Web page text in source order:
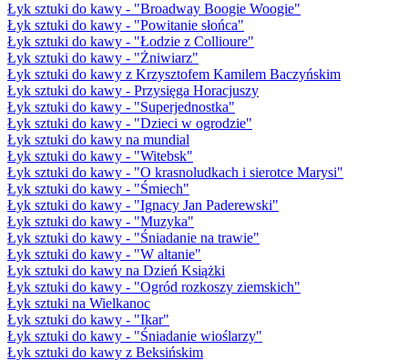
Łyk sztuki do kawy - "Broadway Boogie Woogie"
Łyk sztuki do kawy - "Powitanie słońca"
Łyk sztuki do kawy - "Łodzie z Collioure"
Łyk sztuki do kawy - "Żniwiarz"
Łyk sztuki do kawy z Krzysztofem Kamilem Baczyńskim
Łyk sztuki do kawy - Przysięga Horacjuszy
Łyk sztuki do kawy - "Superjednostka"
Łyk sztuki do kawy - "Dzieci w ogrodzie"
Łyk sztuki do kawy na mundial
Łyk sztuki do kawy - "Witebsk"
Łyk sztuki do kawy - "O krasnoludkach i sierotce Marysi"
Łyk sztuki do kawy - "Śmiech"
Łyk sztuki do kawy - "Ignacy Jan Paderewski"
Łyk sztuki do kawy - "Muzyka"
Łyk sztuki do kawy - "Śniadanie na trawie"
Łyk sztuki do kawy - "W altanie"
Łyk sztuki do kawy na Dzień Książki
Łyk sztuki do kawy - "Ogród rozkoszy ziemskich"
Łyk sztuki na Wielkanoc
Łyk sztuki do kawy - "Ikar"
Łyk sztuki do kawy - "Śniadanie wioślarzy"
Łyk sztuki do kawy z Beksińskim